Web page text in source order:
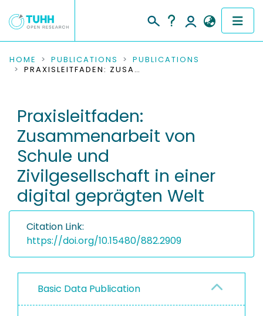
COMMUNITIES & COLLECTIONS
RESEARCH DATA
PEOPLE
INSTITUTIONS
PROJECTS
HOME PUBLICATIONS
PUBLICATIONS
PRAXISLEITFADEN: ZUSAMMENARBEIT VON SCHULE UND ZIVILGESELLSCHAFT IN EINER DIGITAL GEPRÄGTEN WELT
Praxisleitfaden:
Zusammenarbeit von
Schule und
Zivilgesellschaft in einer
digital geprägten Welt
Citation Link:
https://doi.org/10.15480/882.2909
Basic Data Publication